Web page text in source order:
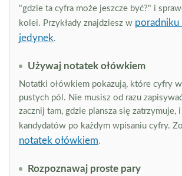
"gdzie ta cyfra może jeszcze być?" i
kolei. Przykłady znajdziesz w poradniku
jedynek.
Używaj notatek ołówkiem
Notatki ołówkiem pokazują, które cyfry
pustych pól. Nie musisz od razu
zacznij tam, gdzie plansza się zatrzymuje,
kandydatów po każdym wpisaniu cyfry.
notatek ołówkiem.
Rozpoznawaj proste pary